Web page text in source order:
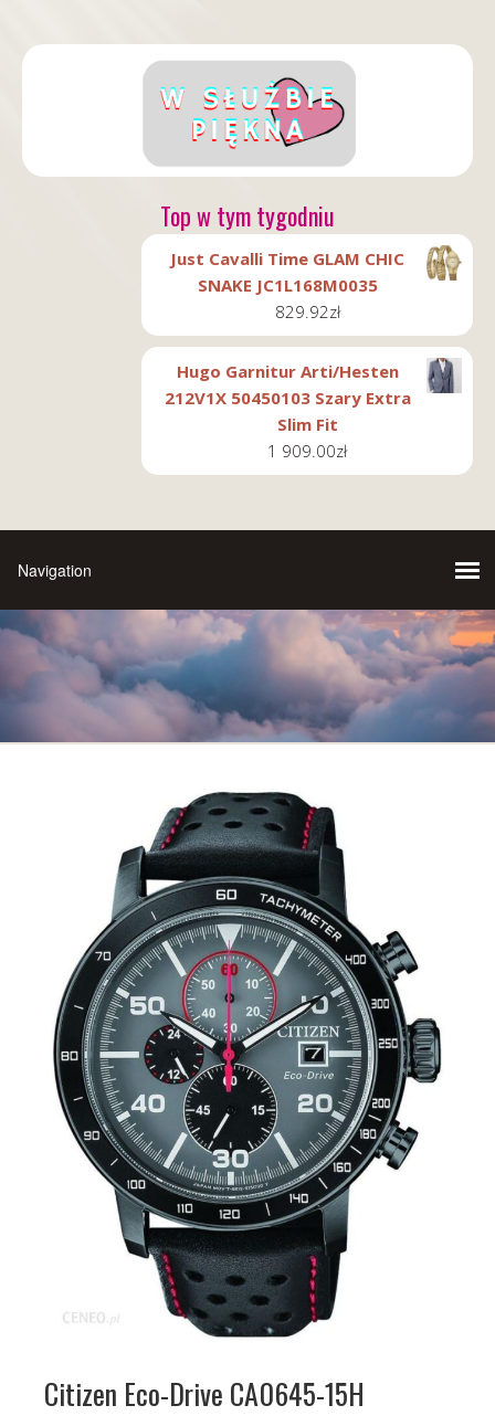
Top w tym tygodniu
Just Cavalli Time GLAM CHIC
SNAKE JC1L168M0035
829.92zł
Hugo Garnitur Arti/Hesten
212V1X 50450103 Szary Extra
Slim Fit
1 909.00zł
Citizen Eco-Drive CA0645-15H